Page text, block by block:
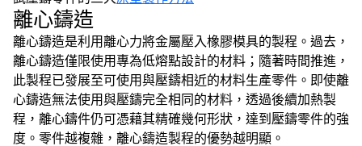
離心鑄造
離心鑄造是利用離心力將金屬壓入橡膠模具的製程。過去，
離心鑄造僅限使用專為低熔點設計的材料；隨著時間推進，
此製程已發展至可使用與壓鑄相近的材料生產零件。即使離
心鑄造無法使用與壓鑄完全相同的材料，透過後續加熱製
程，離心鑄件仍可憑藉其精確幾何形狀，達到壓鑄零件的強
度。零件越複雜，離心鑄造製程的優勢越明顯。